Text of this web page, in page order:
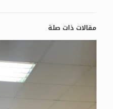
مقالات ذات صلة